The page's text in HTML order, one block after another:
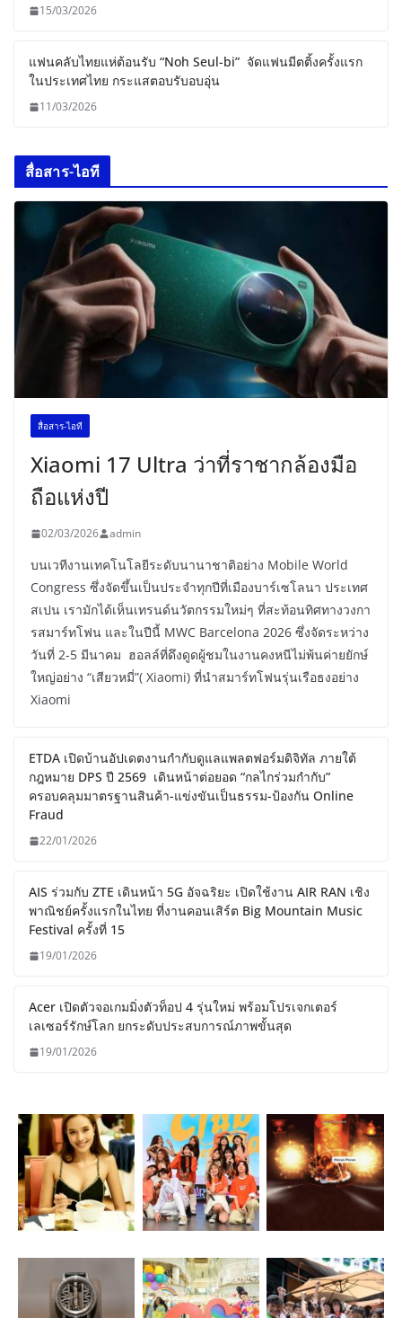
15/03/2026
แฟนคลับไทยแห่ต้อนรับ “Noh Seul-bi” จัดแฟนมีตติ้งครั้งแรก
ในประเทศไทย กระแสตอบรับอบอุ่น
11/03/2026
สื่อสาร-ไอที
สื่อสาร-ไอที
Xiaomi 17 Ultra ว่าที่ราชากล้องมือ
ถือแห่งปี
02/03/2026 admin
บนเวทีงานเทคโนโลยีระดับนานาชาติอย่าง Mobile World
Congress ซึ่งจัดขึ้นเป็นประจำทุกปีที่เมืองบาร์เซโลนา ประเทศ
สเปน เรามักได้เห็นเทรนด์นวัตกรรมใหม่ๆ ที่สะท้อนทิศทางวงกา
รสมาร์ทโฟน และในปีนี้ MWC Barcelona 2026 ซึ่งจัดระหว่าง
วันที่ 2-5 มีนาคม ฮอลล์ที่ดึงดูดผู้ชมในงานคงหนีไม่พ้นค่ายยักษ์
ใหญ่อย่าง “เสียวหมี่”( Xiaomi) ที่นำสมาร์ทโฟนรุ่นเรือธงอย่าง
Xiaomi
ETDA เปิดบ้านอัปเดตงานกำกับดูแลแพลตฟอร์มดิจิทัล ภายใต้
กฎหมาย DPS ปี 2569 เดินหน้าต่อยอด “กลไกร่วมกำกับ”
ครอบคลุมมาตรฐานสินค้า-แข่งขันเป็นธรรม-ป้องกัน Online
Fraud
22/01/2026
AIS ร่วมกับ ZTE เดินหน้า 5G อัจฉริยะ เปิดใช้งาน AIR RAN เชิง
พาณิชย์ครั้งแรกในไทย ที่งานคอนเสิร์ต Big Mountain Music
Festival ครั้งที่ 15
19/01/2026
Acer เปิดตัวจอเกมมิ่งตัวท็อป 4 รุ่นใหม่ พร้อมโปรเจกเตอร์
เลเซอร์รักษ์โลก ยกระดับประสบการณ์ภาพขั้นสุด
19/01/2026